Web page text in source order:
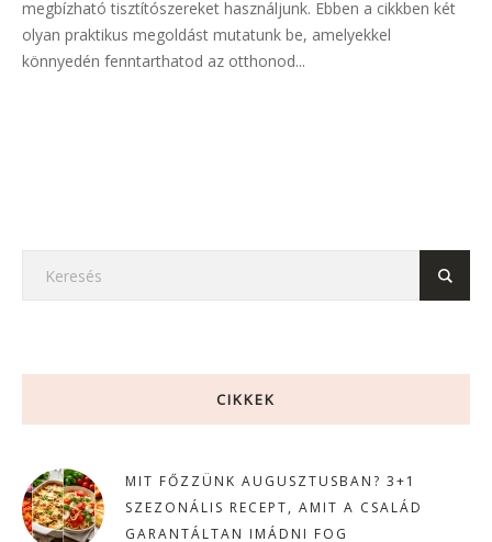
megbízható tisztítószereket használjunk. Ebben a cikkben két
olyan praktikus megoldást mutatunk be, amelyekkel
könnyedén fenntarthatod az otthonod...
CIKKEK
MIT FŐZZÜNK AUGUSZTUSBAN? 3+1
SZEZONÁLIS RECEPT, AMIT A CSALÁD
GARANTÁLTAN IMÁDNI FOG